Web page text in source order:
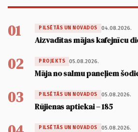
01 PILSĒTĀS UN NOVADOS 04.08.2026.
Aizvadītas mājas kafejnīcu
02 PROJEKTS 05.08.2026.
Māja no salmu paneļiem
03 PILSĒTĀS UN NOVADOS 05.08.2026.
Rūjienas aptiekai – 185
PILSĒTĀS UN NOVADOS 05.08.2026.